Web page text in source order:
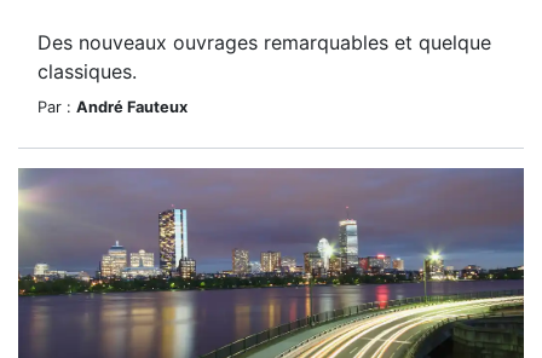
Des nouveaux ouvrages remarquables et quelque
classiques.
Par : André Fauteux